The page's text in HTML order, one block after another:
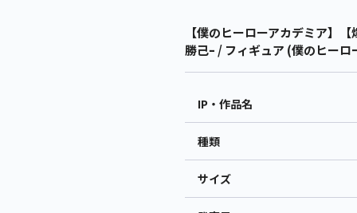
【僕のヒーローアカデミア】
勝己ｰ / フィギュア (僕のヒー
IP・作品名
種類
サイズ